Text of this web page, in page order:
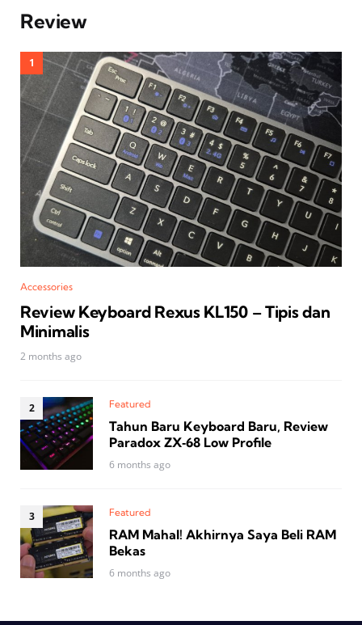
Review
Accessories
Review Keyboard Rexus KL150 – Tipis dan
Minimalis
2 months ago
Featured
Tahun Baru Keyboard Baru, Review
Paradox ZX‑68 Low Profile
6 months ago
Featured
RAM Mahal! Akhirnya Saya Beli RAM
Bekas
6 months ago